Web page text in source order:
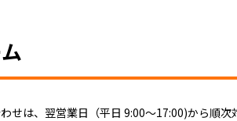
せは、翌営業日（平日 9:00～17:00)から順次